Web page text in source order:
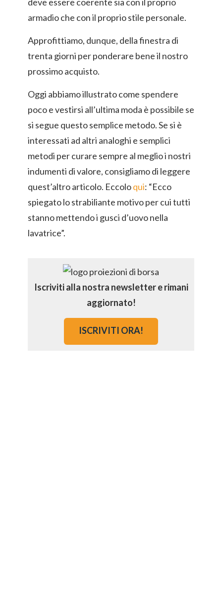
armadio che con il proprio stile personale.
Approfittiamo, dunque, della finestra di
trenta giorni per ponderare bene il nostro
prossimo acquisto.
Oggi abbiamo illustrato come spendere
poco e vestirsi all’ultima moda è possibile se
si segue questo semplice metodo. Se si è
interessati ad altri analoghi e semplici
metodi per curare sempre al meglio i nostri
indumenti di valore, consigliamo di leggere
quest’altro articolo. Eccoloqui: “Ecco
spiegato lo strabiliante motivo per cui tutti
stanno mettendo i gusci d’uovo nella
lavatrice”.
Iscriviti alla nostra newsletter e rimani
aggiornato!
ISCRIVITI ORA!